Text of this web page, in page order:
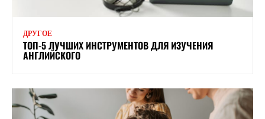
ДРУГОЕ
ТОП-5 ЛУЧШИХ ИНСТРУМЕНТОВ ДЛЯ ИЗУЧЕНИЯ
АНГЛИЙСКОГО